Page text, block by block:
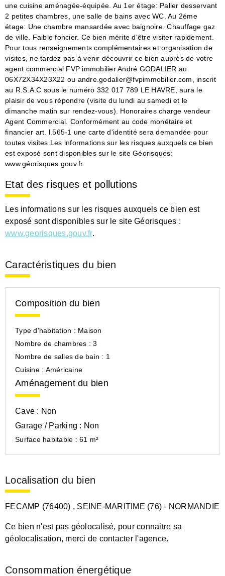
une cuisine aménagée-équipée. Au 1er étage: Palier desservant
2 petites chambres, une salle de bains avec WC. Au 2éme
étage: Une chambre mansardée avec baignoire. Chauffage gaz
de ville. Faible foncier. Ce bien mérite d'être visiter rapidement.
Pour tous renseignements complémentaires et organisation de
visites, ne tardez pas à venir découvrir ce bien auprés de votre
agent commercial FVP immobilier André GODALIER au
06X72X34X23X22 ou andre.godalier@fvpimmobilier.com, inscrit
au R.S.A.C sous le numéro 332 017 789 LE HAVRE, aura le
plaisir de vous répondre (visite du lundi au samedi et le
dimanche matin sur rendez-vous). Honoraires charge vendeur
Agent Commercial. Conformément au code monétaire et
financier art. l.565-1 une carte d'identité sera demandée pour
toutes visites.Les informations sur les risques auxquels ce bien
est exposé sont disponibles sur le site Géorisques:
www.géorisques.gouv.fr
Etat des risques et pollutions
Les informations sur les risques auxquels ce bien est
exposé sont disponibles sur le site Géorisques :
www.georisques.gouv.fr.
Caractéristiques du bien
Composition du bien
Type d'habitation : Maison
Nombre de chambres :3
Nombre de salles de bain : 1
Cuisine : Américaine
Aménagement du bien
Cave : Non
Garage / Parking : Non
Surface habitable : 61 m²
Localisation du bien
FECAMP (76400) , SEINE-MARITIME (76) - NORMANDIE
Ce bien n'est pas géolocalisé, pour connaitre sa
géolocalisation, merci de contacter l'agence.
Consommation énergétique